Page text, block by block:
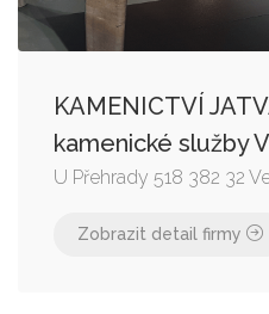
KAMENICTVÍ
kamenické služby
U Přehrady 518 382 32
Zobrazit detail firmy